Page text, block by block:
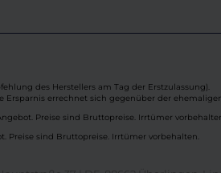
des Herstellers am Tag der Erstzulassung).
Ersparnis errechnet sich gegenüber der
Preise sind Bruttopreise. Irrtümer
Preise sind Bruttopreise. Irrtümer vorbehalten.